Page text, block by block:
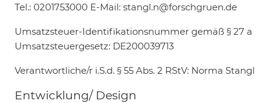
Tel.: 0201753000 E-Mail: stangl.n@forschgruen.de
Umsatzsteuer-Identifikationsnummer gemäß § 27 a
Umsatzsteuergesetz: DE200039713
Verantwortliche/r i.S.d. § 55 Abs. 2 RStV: Norma Stangl
Entwicklung/ Design